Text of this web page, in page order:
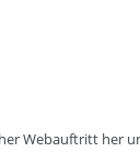
Webauftritt her